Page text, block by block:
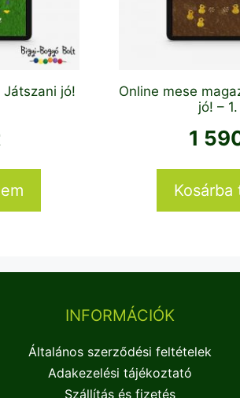
Játszani jó!
Online mese
jó! –
1
Kosárba
INFORMÁCIÓK
Általános szerződési feltételek
Adakezelési tájékoztató
Szállítás és fizetés